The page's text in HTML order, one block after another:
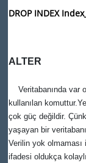
DROP INDEX
ALTER
Veritabanında var
kullanılan
çok güç değildir.
yaşayan bir
Verilin yok
ifadesi oldukça